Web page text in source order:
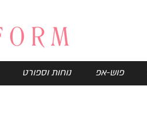
פוש-אפ נוחות וספורט